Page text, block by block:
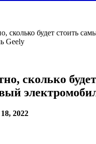
сколько будет стоить
Geely
сколько
2022